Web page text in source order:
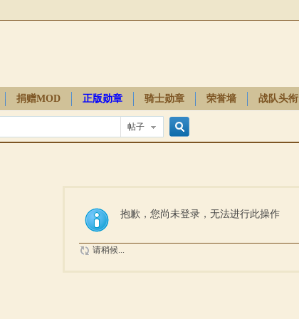
捐赠MOD 正版勋章 骑士勋章 荣誉墙 战队头衔
帖子
索
抱歉，您尚未登录，无法进行此操作
请稍候...